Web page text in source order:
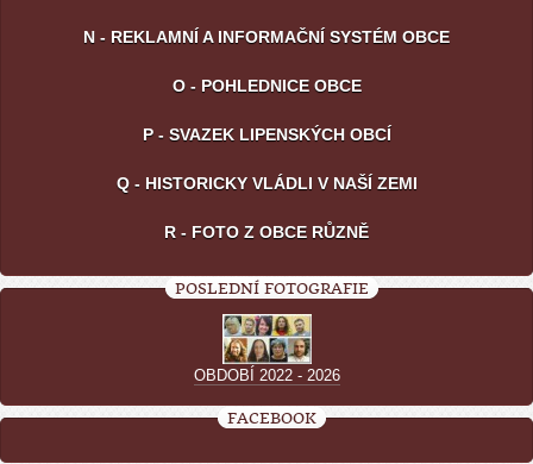
N - REKLAMNÍ A INFORMAČNÍ SYSTÉM OBCE
O - POHLEDNICE OBCE
P - SVAZEK LIPENSKÝCH OBCÍ
Q - HISTORICKY VLÁDLI V NAŠÍ ZEMI
R - FOTO Z OBCE RŮZNĚ
POSLEDNÍ FOTOGRAFIE
OBDOBÍ 2022 - 2026
FACEBOOK